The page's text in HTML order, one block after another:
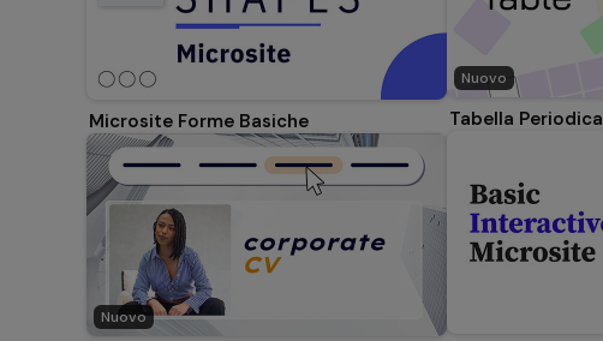
Microsite Forme Basiche
Nuovo
Nuovo
Tabella Periodica